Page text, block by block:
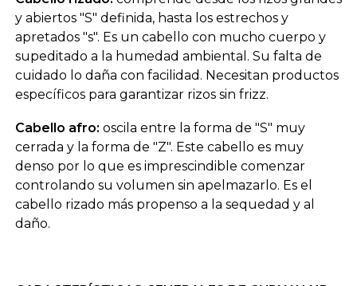
y abiertos "S" definida, hasta los estrechos y
apretados "s". Es un cabello con mucho cuerpo y
supeditado a la humedad ambiental. Su falta de
cuidado lo daña con facilidad. Necesitan productos
específicos para garantizar rizos sin frizz.
Cabello afro: oscila entre la forma de "S" muy
cerrada y la forma de "Z". Este cabello es muy
denso por lo que es imprescindible comenzar
controlando su volumen sin apelmazarlo. Es el
cabello rizado más propenso a la sequedad y al
daño.